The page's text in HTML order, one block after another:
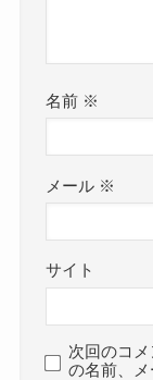
名前 ※
メール ※
サイト
次回のコ
の名前、メ